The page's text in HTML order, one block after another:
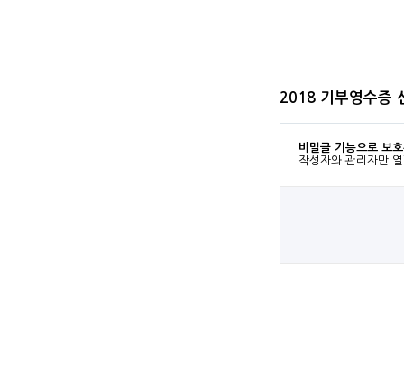
2018 기부영수증
비밀글 기능으로 보
작성자와 관리자만